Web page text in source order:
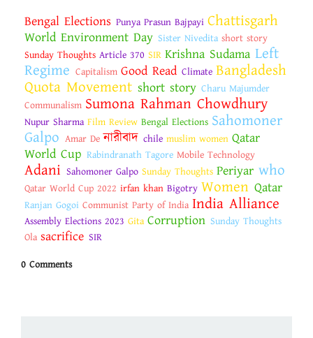
Bengal Elections Punya Prasun Bajpayi Chattisgarh
World Environment Day Sister Nivedita short story
Sunday Thoughts Article 370 SIR Krishna Sudama Left
Regime Capitalism Good Read Climate Bangladesh
Quota Movement short story Charu Majumder
Communalism Sumona Rahman Chowdhury
Nupur Sharma Film Review Bengal Elections Sahomoner
Galpo Amar De নারীবাদ chile muslim women Qatar
World Cup Rabindranath Tagore Mobile Technology
Adani Sahomoner Galpo Sunday Thoughts Periyar who
Qatar World Cup 2022 irfan khan Bigotry Women Qatar
Ranjan Gogoi Communist Party of India India Alliance
Assembly Elections 2023 Gita Corruption Sunday Thoughts
Ola sacrifice SIR
0 Comments